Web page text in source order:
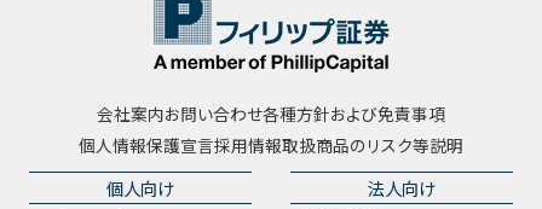
会社案内お問い合わせ各種方針および免責事項
個人情報保護宣言採用情報取扱商品のリスク等説明
個人向け 法人向け